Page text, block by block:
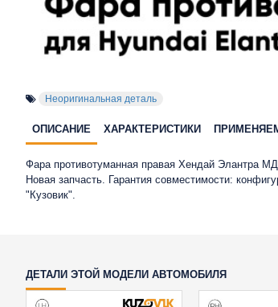
Неоригинальная деталь
ОПИСАНИЕ ХАРАКТЕРИСТИКИ
Фара противотуманная правая Хендай Элантра
Новая запчасть. Гарантия совместимости:
"Кузовик".
ДЕТАЛИ ЭТОЙ МОДЕЛИ АВТОМОБИЛЯ